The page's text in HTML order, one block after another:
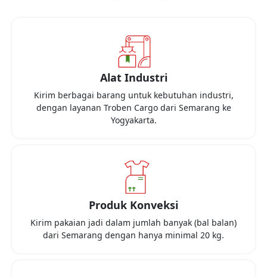
Alat Industri
Kirim berbagai barang untuk kebutuhan industri,
dengan layanan Troben Cargo dari Semarang ke
Yogyakarta.
Produk Konveksi
Kirim pakaian jadi dalam jumlah banyak (bal balan)
dari Semarang dengan hanya minimal 20 kg.